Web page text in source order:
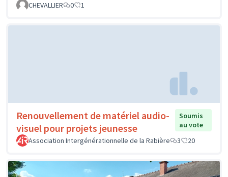
CHEVALLIER
0 1
Renouvellement de matériel audio-
visuel pour projets jeunesse
Soumis
au vote
Association Intergénérationnelle de la Rabière
3 20